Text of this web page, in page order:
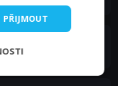
PŘIJMOUT